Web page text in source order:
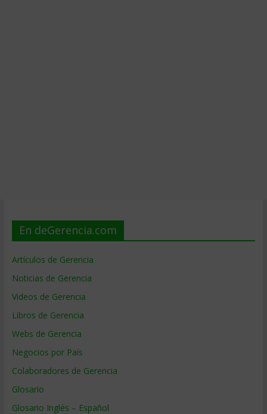
En deGerencia.com
Artículos de Gerencia
Noticias de Gerencia
Videos de Gerencia
Libros de Gerencia
Webs de Gerencia
Negocios por País
Colaboradores de Gerencia
Glosario
Glosario Inglés – Español